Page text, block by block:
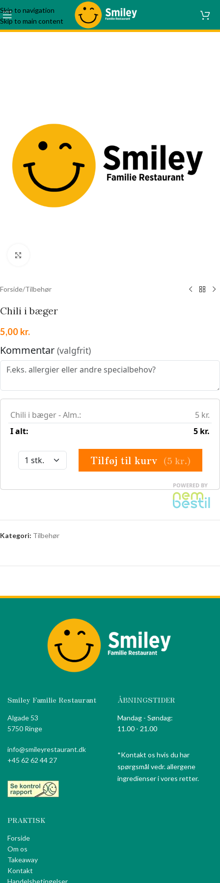
Skip to navigation
Skip to main content
Forside/Tilbehør
Chili i bæger
5,00 kr.
Kategori: Tilbehør
Smiley Familie Restaurant
Algade 53
5750 Ringe
info@smileyrestaurant.dk
+45 62 62 44 27
ÅBNINGSTIDER
Mandag - Søndag:
11.00 - 21.00
*Kontakt os hvis du har
spørgsmål vedr. allergene
ingredienser i vores retter.
PRAKTISK
Forside
Om os
Takeaway
Kontakt